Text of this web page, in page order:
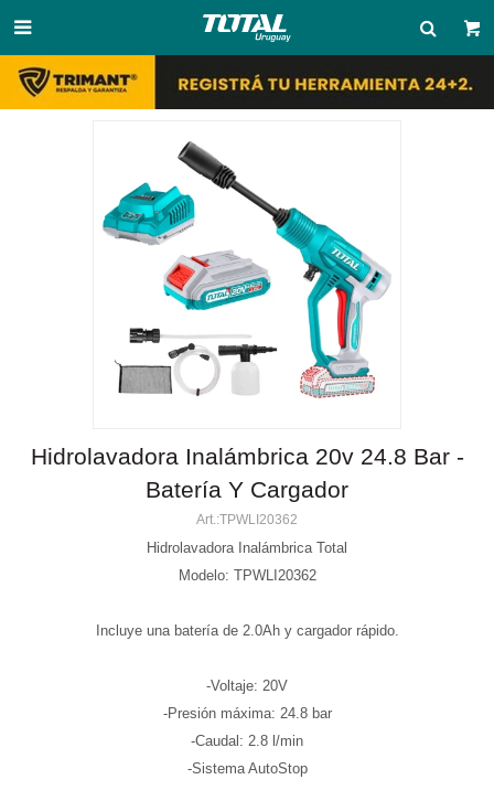

Hidrolavadora Inalámbrica 20v 24.8 Bar -
Batería Y Cargador
TPWLI20362
Hidrolavadora Inalámbrica Total
Modelo: TPWLI20362
Incluye una batería de 2.0Ah y cargador rápido.
-Voltaje: 20V
-Presión máxima: 24.8 bar
-Caudal: 2.8 l/min
-Sistema AutoStop